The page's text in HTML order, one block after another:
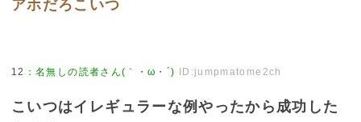
アホだろこいつ
12 ：名無しの読者さん(｀・ω・´) ID:jumpmatome2ch
こいつはイレギュラーな例やったから成功した